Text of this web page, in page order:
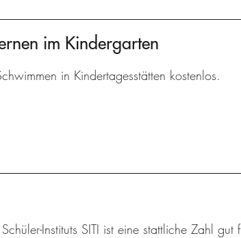
im Kindergarten
in Kindertagesstätten kostenlos.
Instituts SITI ist eine stattliche Zahl gut